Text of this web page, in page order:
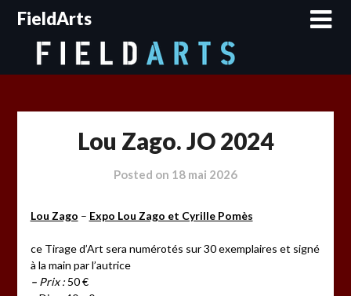
SkipFieldArts
Lou Zago. JO 2024
Posted on 18 mai 2026
Lou Zago – Expo Lou Zago et Cyrille Pomès
ce Tirage d’Art sera numérotés sur 30 exemplaires et signé
à la main par l’autrice
– Prix : 50 €